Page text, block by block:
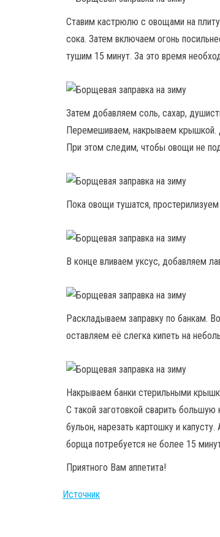
Ставим кастрюлю с овощами на
сока. Затем включаем огонь
тушим 15 минут. За это время
Затем добавляем соль, сахар,
Перемешиваем, накрываем крышкой.
При этом следим, чтобы овощи не
Пока овощи тушатся,
В конце вливаем уксус, добавляем
Раскладываем заправку по банкам.
оставляем её слегка кипеть на
Накрываем банки стерильными
С такой заготовкой сварить
бульон, нарезать картошку и
борща потребуется не более 15
Приятного Вам аппетита!
Источник